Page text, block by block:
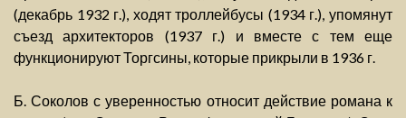
(декабрь 1932 г.), ходят троллейбусы (1934 г.), упомянут
съезд архитекторов (1937 г.) и вместе с тем еще
функционируют Торгсины, которые прикрыли в 1936 г.
Б. Соколов с уверенностью относит действие романа к